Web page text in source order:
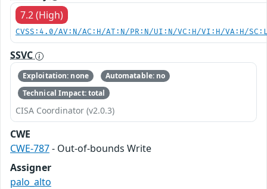
7.2 (High)
CVSS:4.0/AV:N/AC:H/AT:N/PR:N/UI:N/VC:H/VI:H/VA:H/
SSVC
Exploitation: none
Automatable: no
Technical Impact: total
CISA Coordinator (v2.0.3)
CWE
CWE-787- Out-of-bounds Write
Assigner
palo_alto